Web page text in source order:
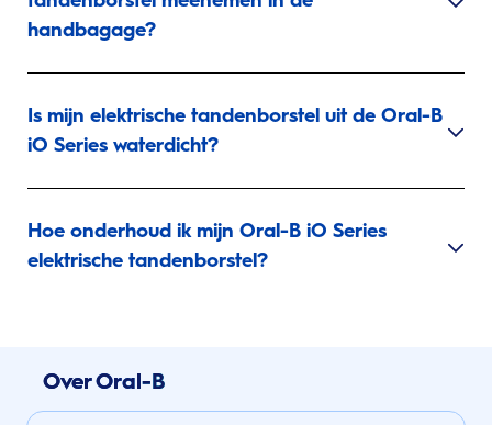
handbagage?
Is mijn elektrische tandenborstel uit de Oral-B
iO Series waterdicht?
Hoe onderhoud ik mijn Oral-B iO Series
elektrische tandenborstel?
Over Oral-B